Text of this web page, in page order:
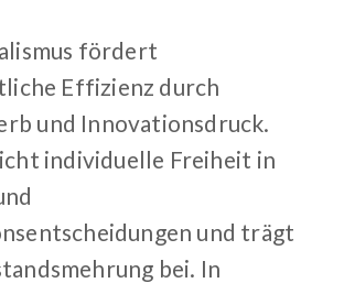
fördert
Effizienz durch
und Innovationsdruck.
individuelle Freiheit in
und trägt
bei. In